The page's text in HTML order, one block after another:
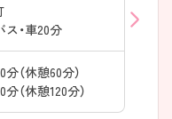
ス・車20分
（休憩60分）
（休憩120分）